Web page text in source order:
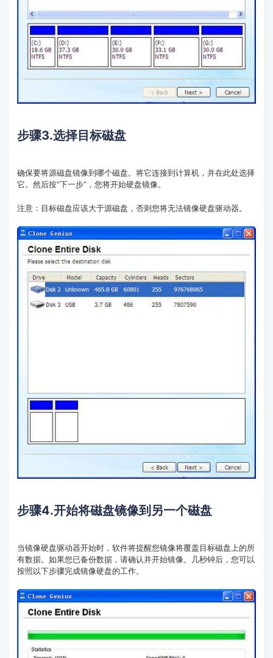
步骤3.选择目标磁盘
确保要将源磁盘镜像到哪个磁盘。将它连接到计算机，并在此处选择
它。然后按“下一步”，您将开始硬盘镜像。
注意：目标磁盘应该大于源磁盘，否则您将无法镜像硬盘驱动器。
步骤4.开始将磁盘镜像到另一个磁盘
当镜像硬盘驱动器开始时，软件将提醒您镜像将覆盖目标磁盘上的所
有数据。如果您已备份数据，请确认并开始镜像。几秒钟后，您可以
按照以下步骤完成镜像硬盘的工作。